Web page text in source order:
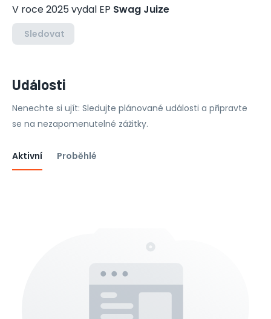
V roce 2025 vydal EP Swag Juize
Sledovat
Události
Nenechte si ujít: Sledujte plánované události a připravte
se na nezapomenutelné zážitky.
Aktivní Proběhlé